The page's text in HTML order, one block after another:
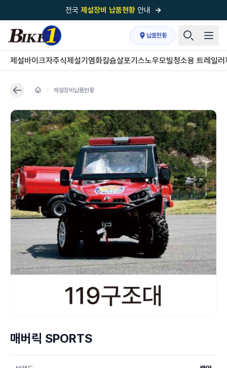
전국 제설장비 납품현황 안내 →
국내 1위 제설장비 제작 전문업체 (주)바이크원
제설 현장의 정답!다목적 차량의 표준!
전국제설장비 납품현황안내→
'국내 유일'의
전국이 선택한제설·다목적 장비 전문기업
납품현황
제설바이크자주식제설기 염화칼슘살포기 스노우모빌청소용 트레일러
제설장비납품현황
매버릭 SPORTS